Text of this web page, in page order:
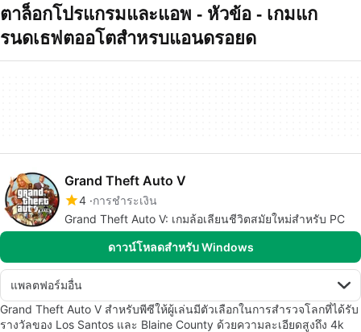
ตาล็อกโปรแกรมและแอพ - หัวข้อ - เกมแก
รนดเธฟตออโตสำหรบแอนดรอยด
Grand Theft Auto V
4 การชำระเงิน
Grand Theft Auto V: เกมล้อเลียนชีวิตสมัยใหม่สำหรับ PC
ดาวน์โหลดสำหรับ Windows
แพลตฟอร์มอื่น
Grand Theft Auto V สำหรับพีซีให้ผู้เล่นมีตัวเลือกในการสำรวจโลกที่ได้รับ
รางวัลของ Los Santos และ Blaine County ด้วยความละเอียดสูงถึง 4k